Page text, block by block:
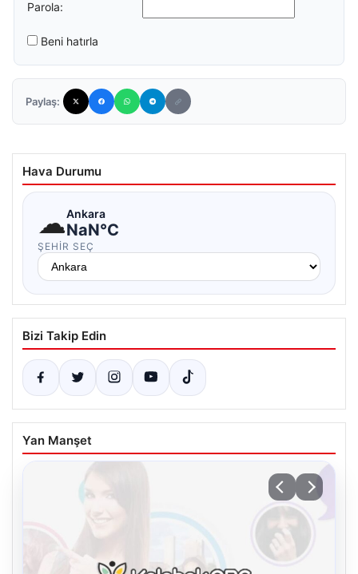
Parola:
Beni hatırla
Paylaş:
Hava Durumu
☁Ankara
NaN°C
ŞEHIR SEÇ
Bizi Takip Edin
Yan Manşet